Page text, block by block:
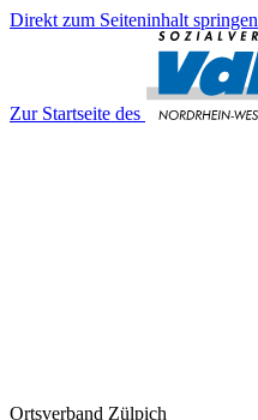
Direkt zum Seiteninhalt springen
Zur Startseite des
Ortsverband Zülpich